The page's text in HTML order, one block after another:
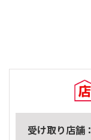
受け取り店舗：